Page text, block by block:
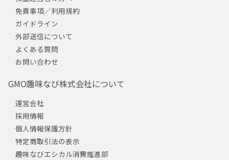
免責事項／利用規約
ガイドライン
外部送信について
よくある質問
お問い合わせ
GMO趣味なび株式会社について
運営会社
採用情報
個人情報保護方針
特定商取引法の表示
趣味なびエシカル消費推進部